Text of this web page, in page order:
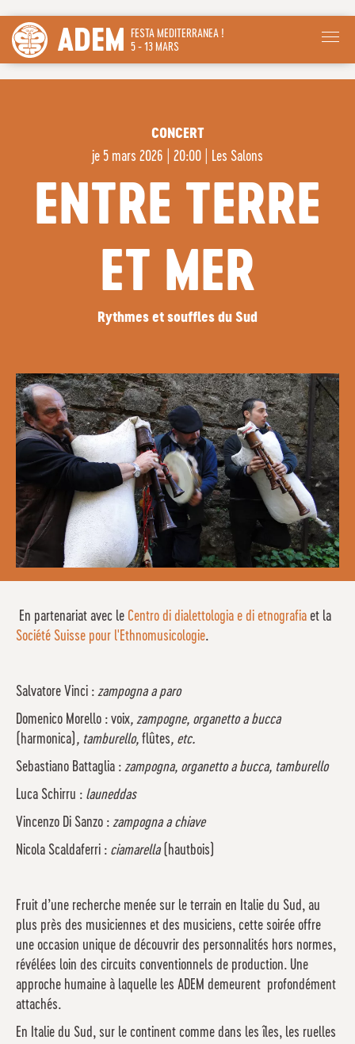
ADEM
FESTA MEDITERRANEA !
5 - 13 MARS
CONCERT
je 5 mars 2026 | 20:00 Les Salons
ENTRE TERRE
ET MER
Rythmes et souffles du Sud
En partenariat avec le Centro di dialettologia e di etnografia et la
Société Suisse pour l'Ethnomusicologie.
Salvatore Vinci : zampogna a paro
Domenico Morello : voix, zampogne, organetto a bucca
(harmonica) , tamburello, flûtes, etc.
Sebastiano Battaglia : zampogna, organetto a bucca, tamburello
Luca Schirru : launeddas
Vincenzo Di Sanzo : zampogna a chiave
Nicola Scaldaferri : ciamarella (hautbois)
Fruit d’une recherche menée sur le terrain en Italie du Sud, au
plus près des musiciennes et des musiciens, cette soirée offre
une occasion unique de découvrir des personnalités hors normes,
révélées loin des circuits conventionnels de production. Une
approche humaine à laquelle les ADEM demeurent profondément
attachés.
En Italie du Sud, sur le continent comme dans les îles, les ruelles